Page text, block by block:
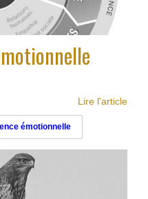
Lire l'article
émotionnelle